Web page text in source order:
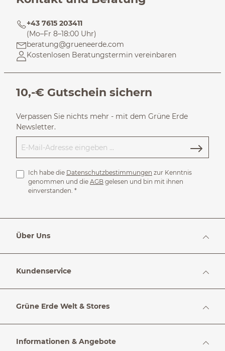
+43 7615 203411
(Mo–Fr 8–18:00 Uhr)
beratung@grueneerde.com
Kostenlosen Beratungstermin vereinbaren
10,-€ Gutschein sichern
Verpassen Sie nichts mehr - mit dem Grüne Erde
Newsletter.
Ich habe die Datenschutzbestimmungen zur Kenntnis
genommen und die AGB gelesen und bin mit ihnen
einverstanden. *
Über Uns
Kundenservice
Grüne Erde Welt & Stores
Informationen & Angebote